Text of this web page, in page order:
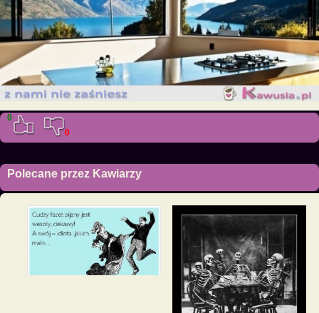
0
0
Polecane przez Kawiarzy